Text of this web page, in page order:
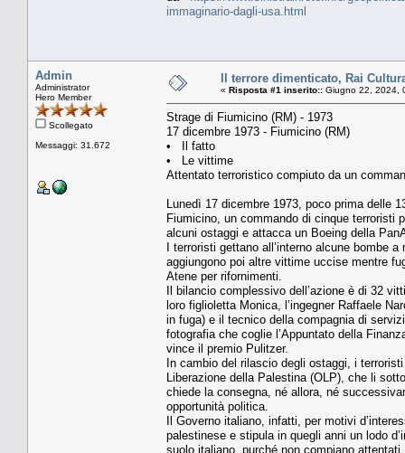
immaginario-dagli-usa.html
Admin
Administrator
Hero Member
Scollegato
Messaggi: 31.672
Il terrore dimenticato, Rai
« Risposta #1 inserito:: Giugno 22, 2024,
Strage di Fiumicino (RM) - 1973
17 dicembre 1973 - Fiumicino (RM)
• Il fatto
• Le vittime
Attentato terroristico compiuto da un
Lunedì 17 dicembre 1973, poco prima delle
Fiumicino, un commando di cinque terroristi
alcuni ostaggi e attacca un Boeing della
I terroristi gettano all’interno alcune bombe
aggiungono poi altre vittime uccise mentre
Atene per rifornimenti.
Il bilancio complessivo dell’azione è di 32
loro figlioletta Monica, l’ingegner Raffaele
in fuga) e il tecnico della compagnia di
fotografia che coglie l’Appuntato della
vince il premio Pulitzer.
In cambio del rilascio degli ostaggi, i
Liberazione della Palestina (OLP), che li
chiede la consegna, né allora, né
opportunità politica.
Il Governo italiano, infatti, per motivi
palestinese e stipula in quegli anni un lodo
suolo italiano, purché non compiano